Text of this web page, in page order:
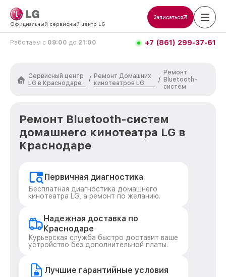
Официальный сервисный центр LG
Записаться
Работаем с 09:00 до 21:00 +7 (861) 299-37-61
Сервисный центр
LG в Краснодаре
/
Ремонт Домашних
кинотеатров LG
/
Ремонт
Bluetooth-
систем
Ремонт Bluetooth-систем
домашнего кинотеатра LG в
Краснодаре
Первичная диагностика
Бесплатная диагностика домашнего
кинотеатра LG, а ремонт по желанию.
Надежная доставка по
Краснодаре
Курьерская служба быстро доставит ваше
устройство без дополнительной платы.
Лучшие гарантийные условия